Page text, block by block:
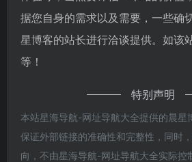
据您自身的需求以及需要，一些确
星博客的站长进行洽谈提供。如该
等！
特别声明
本站星海导航-网址导航大全提供的晨星
保证外部链接的准确性和完整性，同时
向，不由星海导航-网址导航大全实际